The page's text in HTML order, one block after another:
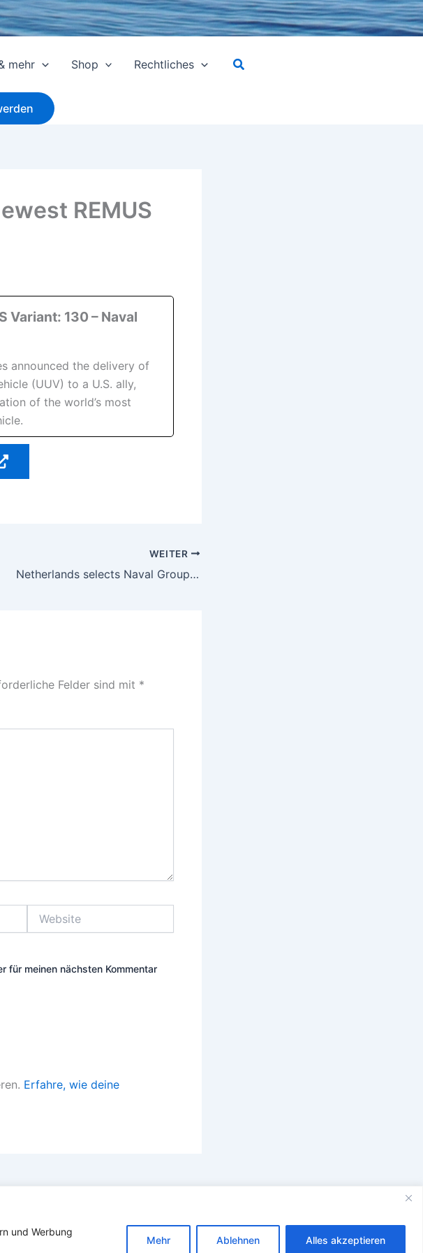
und Werbung
Mehr Ablehnen Alles akzeptieren
mehr Shop Rechtliches Suchen
REMUS
Variant: 130 – Naval
announced the delivery of
(UUV) to a U.S. ally,
of the world’s most
WEITER
Netherlands selects Naval Group F21 heavyweight torpedo for future Orka-class submarines under new contract
Felder sind mit *
für meinen nächsten Kommentar
Erfahre, wie deine
Ubootfahrer e.V.